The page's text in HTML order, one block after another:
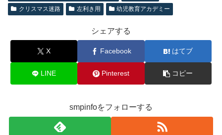
クリスマス迷路
左利き用 幼児教育アカデミー
シェアする
X Facebook はてブ
LINE Pinterest コピー
smpinfoをフォローする